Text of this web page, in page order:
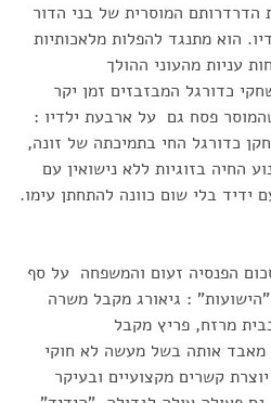
הדרדרותם המוסרית של בני הדור
הוא מתנגד להפלות מלאכותיות
עניות מהעוני ההולך
כדורגל המבזבזים זמן יקר
פסח גם על ארבעת ילדיו :
כדורגל החי בתמיכתה של זונה,
החיה בזוגיות ללא נישואין עם
בלי שום כוונה להתחתן עימו.
הפנסיה זעום והמשפחה על סף
: גיאורג מקבל משרה
מרזח, פריץ מקבל
אותה בשל מעשה לא חוקי
קשרים מקצועיים ובעיקר